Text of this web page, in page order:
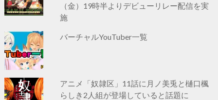
（金）19時半よりデビューリレー配信を実
施
バーチャルYouTuber一覧
アニメ「奴隷区」11話に月ノ美兎と樋口楓
らしき2人組が登場していると話題に